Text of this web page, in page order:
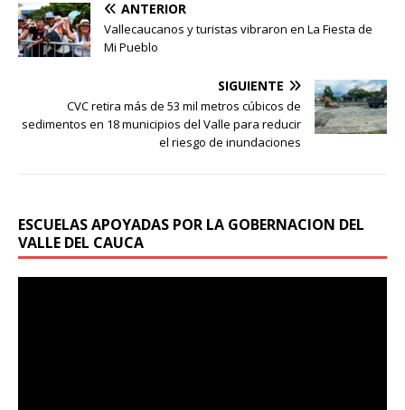
ANTERIOR
Vallecaucanos y turistas vibraron en La Fiesta de
Mi Pueblo
SIGUIENTE
CVC retira más de 53 mil metros cúbicos de
sedimentos en 18 municipios del Valle para reducir
el riesgo de inundaciones
ESCUELAS APOYADAS POR LA GOBERNACION DEL
VALLE DEL CAUCA